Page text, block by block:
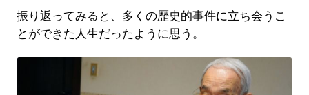
振り返ってみると、多くの歴史的事件に立ち会うこ
とができた人生だったように思う。